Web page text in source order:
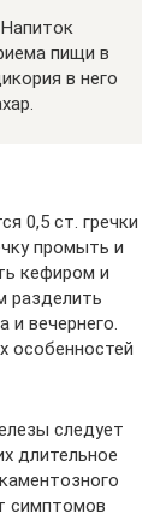
пищи в
в него
0,5 ст. гречки
промыть и
кефиром и
разделить
и вечернего.
особенностей
следует
длительное
симптомов